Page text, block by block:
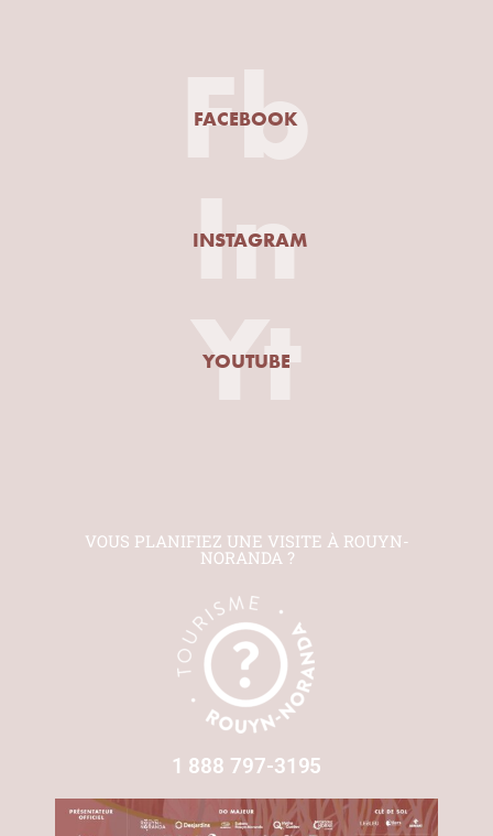
Fb
FACEBOOK
In
INSTAGRAM
Yt
YOUTUBE
VOUS PLANIFIEZ UNE VISITE À ROUYN-
NORANDA ?
1 888 797-3195